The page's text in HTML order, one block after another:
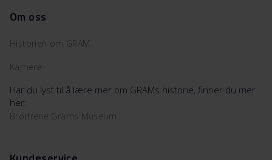
Om oss
Historien om GRAM
Karriere
Har du lyst til å lære mer om GRAMs historie, finner du mer
her:
Brødrene Grams Museum